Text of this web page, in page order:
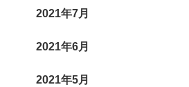
2021年7月
2021年6月
2021年5月